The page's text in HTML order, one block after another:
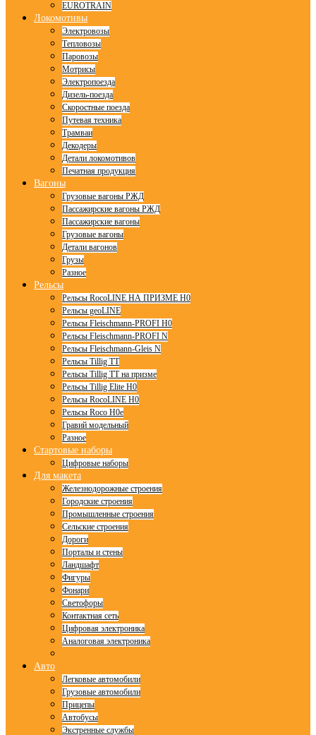
EUROTRAIN
Локомотивы
Электровозы
Тепловозы
Паровозы
Мотрисы
Электропоезда
Дизель-поезда
Скоростные поезда
Путевая техника
Трамваи
Декодеры
Детали локомотивов
Печатная продукция
Вагоны
Грузовые вагоны РЖД
Пассажирские вагоны РЖД
Пассажирские вагоны
Грузовые вагоны
Детали вагонов
Грузы
Разное
Рельсы
Рельсы RocoLINE НА ПРИЗМЕ H0
Рельсы geoLINE
Рельсы Fleischmann-PROFI H0
Рельсы Fleischmann-PROFI N
Рельсы Fleischmann-Gleis N
Рельсы Tillig TT
Рельсы Tillig TT на призме
Рельсы Tillig Elite H0
Рельсы RocoLINE H0
Рельсы Roco H0e
Гравий модельный
Разное
Стартовые наборы
Цифровые наборы
Для макета
Железнодорожные строения
Городские строения
Промышленные строения
Сельские строения
Дороги
Порталы и стены
Ландшафт
Фигуры
Фонари
Светофоры
Контактная сеть
Цифровая электроника
Аналоговая электроника
Авто
Легковые автомобили
Грузовые автомобили
Прицепы
Автобусы
Экстренные службы